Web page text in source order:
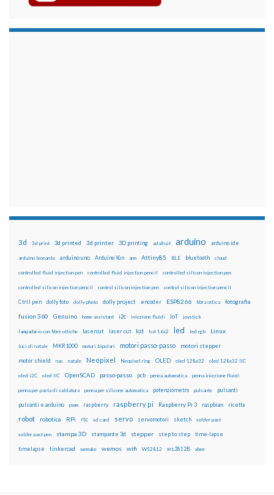
3d 3d print 3d printed 3d printer 3D printing adafruit arduino arduino ide
arduino leonardo arduino uno Arduino Yún arm Attiny85 BLE bluetooth cloud
controlled fluid injection pen controlled fluid injection pencil controlled silicon injection pen
controlled silicon injection pencil control silicon injection pen control silicon injection pencil
CtrlJ pen dolly foto dolly photo dolly project encoder ESP8266 fibra ottica fotografia
fusion 360 Genuino home assistant i2c iniezione fluidi IoT joystick
lampadario con fibre ottiche lasercut laser cut lcd lcd 16x2 led led rgb Linux
luci di natale MKR1000 motori bipolari motori passo-passo motori stepper
motor shield nas natale Neopixel Neopixel ring OLED oled 128x32 oled 128x32 IIC
oled i2C oled IIC OpenSCAD passo-passo pcb penna automatica penna iniezione fluidi
penna per pasta di saldatura penna per silicone automatica potenziometro pulsante pulsanti
pulsanti e arduino pwm raspberry raspberry pi Raspberry Pi 3 raspbian ricetta
robot robotica RPi rtc sd card servo servomotori sketch solder past
solder past pen stampa 3D stampante 3d stepper step to step time-lapse
timelapse tinkercad wemake wemos wifi WS2812 ws2812B xbee